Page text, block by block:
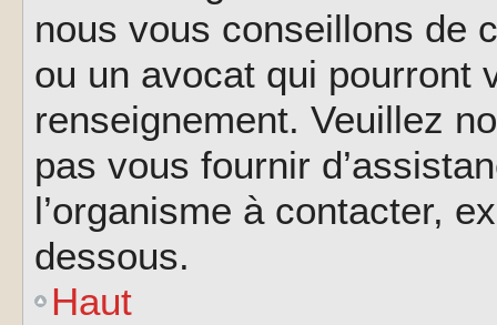
nous vous conseillons de
ou un avocat qui pourront
renseignement. Veuillez
pas vous fournir
l’organisme à contacter,
dessous.
Haut